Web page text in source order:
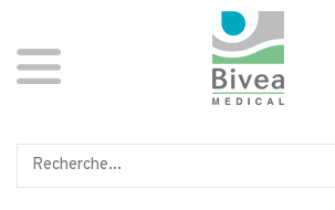
contenu
principal
Panneau de gestion des cookies